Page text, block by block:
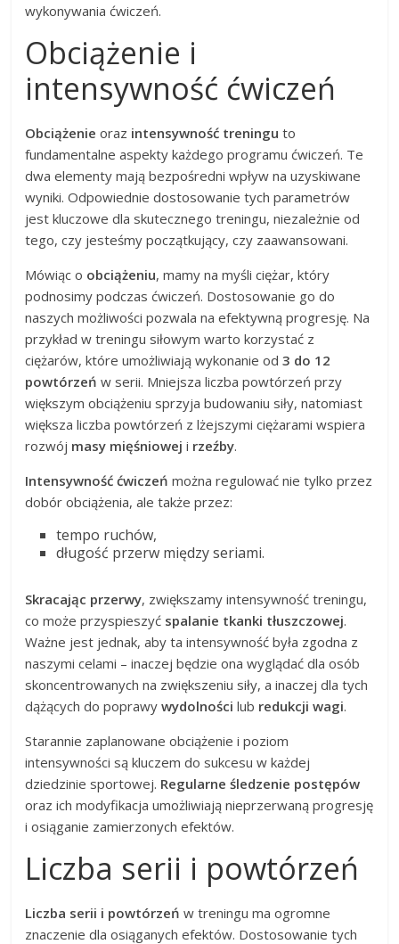
wykonywania ćwiczeń.
Obciążenie i
intensywność ćwiczeń
Obciążenie oraz intensywność treningu to
fundamentalne aspekty każdego programu ćwiczeń. Te
dwa elementy mają bezpośredni wpływ na uzyskiwane
wyniki. Odpowiednie dostosowanie tych parametrów
jest kluczowe dla skutecznego treningu, niezależnie od
tego, czy jesteśmy początkujący, czy zaawansowani.
Mówiąc o obciążeniu, mamy na myśli ciężar, który
podnosimy podczas ćwiczeń. Dostosowanie go do
naszych możliwości pozwala na efektywną progresję. Na
przykład w treningu siłowym warto korzystać z
ciężarów, które umożliwiają wykonanie od3 do 12
powtórzeń w serii. Mniejsza liczba powtórzeń przy
większym obciążeniu sprzyja budowaniu siły, natomiast
większa liczba powtórzeń z lżejszymi ciężarami wspiera
rozwój masy mięśniowej i rzeźby.
Intensywność ćwiczeń można regulować nie tylko przez
dobór obciążenia, ale także przez:
tempo ruchów,
długość przerw między seriami.
Skracając przerwy, zwiększamy intensywność treningu,
co może przyspieszyć spalanie tkanki tłuszczowej.
Ważne jest jednak, aby ta intensywność była zgodna z
naszymi celami – inaczej będzie ona wyglądać dla osób
skoncentrowanych na zwiększeniu siły, a inaczej dla tych
dążących do poprawywydolności lub redukcji wagi.
Starannie zaplanowane obciążenie i poziom
intensywności są kluczem do sukcesu w każdej
dziedzinie sportowej. Regularne śledzenie postępów
oraz ich modyfikacja umożliwiają nieprzerwaną progresję
i osiąganie zamierzonych efektów.
Liczba serii i powtórzeń
Liczba serii i powtórzeń w treningu ma ogromne
znaczenie dla osiąganych efektów. Dostosowanie tych